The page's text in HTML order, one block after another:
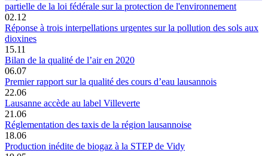
partielle de la loi fédérale sur la protection de l'environnement
02.12
Réponse à trois interpellations urgentes sur la pollution des sols aux
dioxines
15.11
Bilan de la qualité de l’air en 2020
06.07
Premier rapport sur la qualité des cours d’eau lausannois
22.06
Lausanne accède au label Villeverte
21.06
Réglementation des taxis de la région lausannoise
18.06
Production inédite de biogaz à la STEP de Vidy